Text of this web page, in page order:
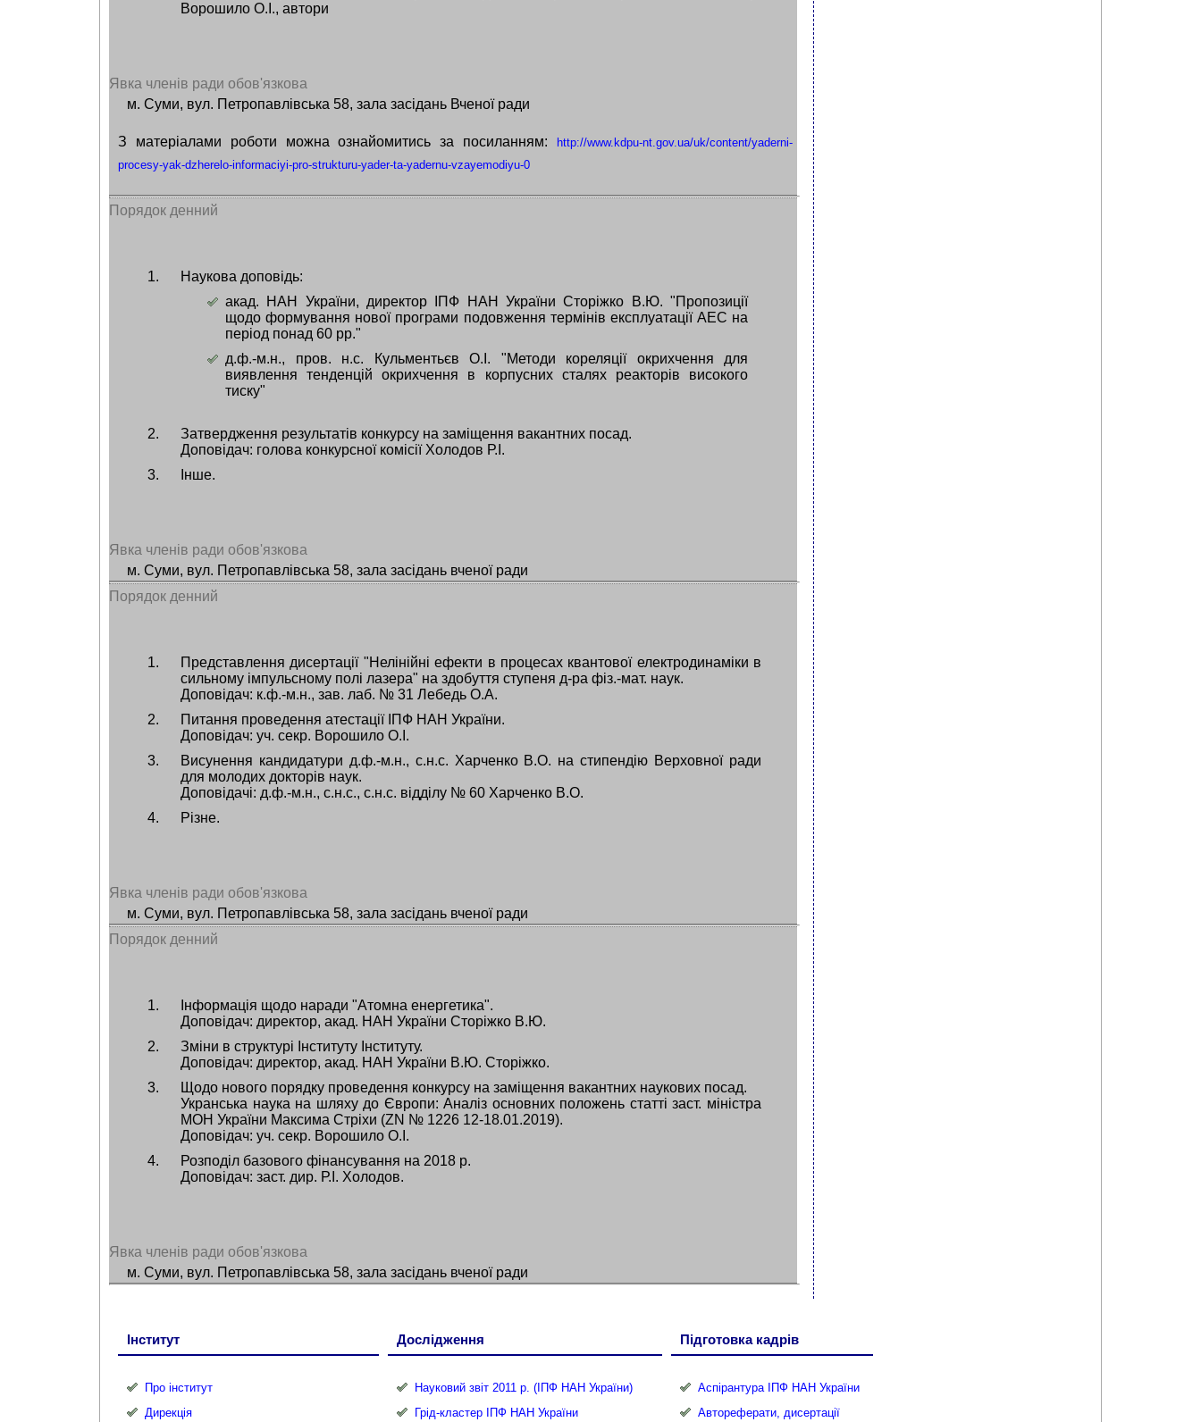
Ворошило О.І., автори
Явка членів ради обов'язкова
м. Суми, вул. Петропавлівська 58, зала засідань Вченої ради
З матеріалами роботи можна ознайомитись за посиланням:
http://www.kdpu-nt.gov.ua/uk/content/yaderni-
procesy-yak-dzherelo-informaciyi-pro-strukturu-yader-ta-yadernu-vzayemodiyu-0
Порядок денний
Наукова доповідь:
акад. НАН України, директор ІПФ НАН України Сторіжко В.Ю. "Пропозиції
щодо формування нової програми подовження термінів експлуатації АЕС на
період понад 60 рр."
д.ф.-м.н., пров. н.с. Кульментьєв О.І. "Методи кореляції окрихчення для
виявлення тенденцій окрихчення в корпусних сталях реакторів високого
тиску"
Затвердження результатів конкурсу на заміщення вакантних посад.
Доповідач: голова конкурсної комісії Холодов Р.І.
Інше.
Явка членів ради обов'язкова
м. Суми, вул. Петропавлівська 58, зала засідань вченої ради
Порядок денний
Представлення дисертації "Нелінійні ефекти в процесах квантової електродинаміки в
сильному імпульсному полі лазера" на здобуття ступеня д-ра фіз.-мат. наук.
Доповідач: к.ф.-м.н., зав. лаб. № 31 Лебедь О.А.
Питання проведення атестації ІПФ НАН України.
Доповідач: уч. секр. Ворошило О.І.
Висунення кандидатури д.ф.-м.н., с.н.с. Харченко В.О. на стипендію Верховної ради
для молодих докторів наук.
Доповідачі: д.ф.-м.н., с.н.с., с.н.с. відділу № 60 Харченко В.О.
Різне.
Явка членів ради обов'язкова
м. Суми, вул. Петропавлівська 58, зала засідань вченої ради
Порядок денний
Інформація щодо наради "Атомна енергетика".
Доповідач: директор, акад. НАН України Сторіжко В.Ю.
Зміни в структурі Інституту Інституту.
Доповідач: директор, акад. НАН України В.Ю. Сторіжко.
Щодо нового порядку проведення конкурсу на заміщення вакантних наукових посад.
Укранська наука на шляху до Європи: Аналіз основних положень статті заст. міністра
МОН України Максима Стріхи (ZN № 1226 12-18.01.2019).
Доповідач: уч. секр. Ворошило О.І.
Розподіл базового фінансування на 2018 р.
Доповідач: заст. дир. Р.І. Холодов.
Явка членів ради обов'язкова
м. Суми, вул. Петропавлівська 58, зала засідань вченої ради
Інститут
Про інститут
Дирекція
Дослідження
Науковий звіт 2011 р. (ІПФ НАН України)
Грід-кластер ІПФ НАН України
Підготовка кадрів
Аспірантура ІПФ НАН України
Автореферати, дисертації